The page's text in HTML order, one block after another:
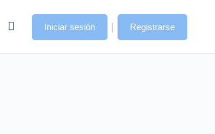
Iniciar sesión | Registrarse